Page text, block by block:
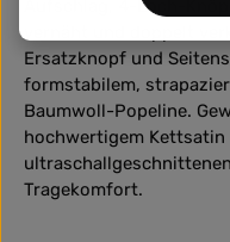
Aufschlag, 4-Loch-
Ersatzknopf und
formstabilem,
Baumwoll-Popeline.
hochwertigem Kettsatin
Tragekomfort.